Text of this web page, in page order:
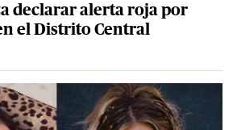
declarar alerta roja por
el Distrito Central